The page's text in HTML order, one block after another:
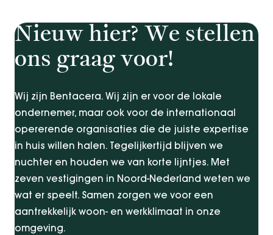
Nieuw hier? We stellen
ons graag voor!
Wij zijn Bentacera. Wij zijn er voor de lokale
ondernemer, maar ook voor de internationaal
opererende organisaties die de juiste expertise
in huis willen halen. Tegelijkertijd blijven we
nuchter en houden we van korte lijntjes. Met
zeven vestigingen in Noord-Nederland weten we
wat er speelt. Samen zorgen we voor een
aantrekkelijk woon- en werkklimaat in onze
omgeving.